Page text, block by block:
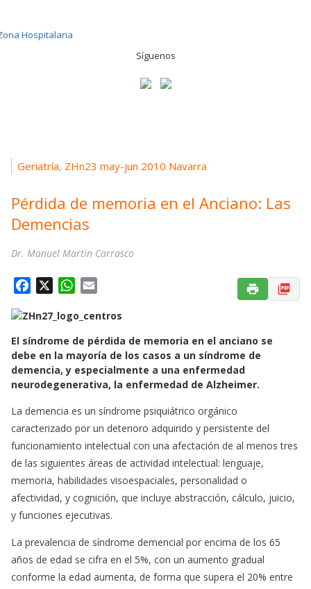
Síguenos
Geriatría, ZHn23 may-jun 2010 Navarra
Pérdida de memoria en el Anciano: Las
Demencias
Dr. Manuel Martín Carrasco
c
e
b
o
o
W
a
t
s
A
p
a
i
l
El síndrome de pérdida de memoria en el anciano se
debe en la mayoría de los casos a un síndrome de
demencia, y especialmente a una enfermedad
neurodegenerativa, la enfermedad de Alzheimer.
La demencia es un síndrome psiquiátrico orgánico
caracterizado por un deterioro adquirido y persistente del
funcionamiento intelectual con una afectación de al menos tres
de las siguientes áreas de actividad intelectual: lenguaje,
memoria, habilidades visoespaciales, personalidad o
afectividad, y cognición, que incluye abstracción, cálculo, juicio,
y funciones ejecutivas.
La prevalencia de síndrome demencial por encima de los 65
años de edad se cifra en el 5%, con un aumento gradual
conforme la edad aumenta, de forma que supera el 20% entre